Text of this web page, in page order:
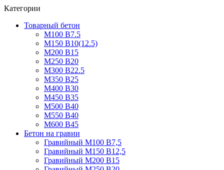
Категории
Товарный бетон
М100 В7.5
М150 В10(12.5)
М200 В15
М250 В20
М300 В22.5
М350 В25
М400 В30
М450 В35
М500 В40
М550 В40
М600 В45
Бетон на гравии
Гравийный М100 В7,5
Гравийный М150 В12,5
Гравийный М200 В15